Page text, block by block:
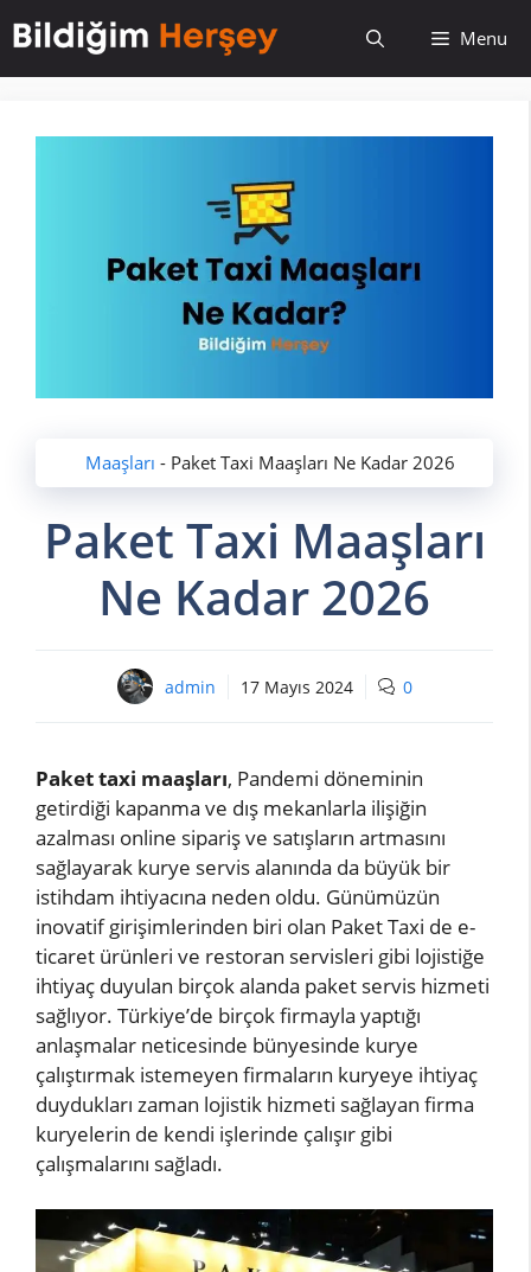
atla
Menu
Maaşları - Paket Taxi Maaşları Ne Kadar 2026
Paket Taxi Maaşları
Ne Kadar 2026
admin 17 Mayıs 2024 0
Paket taxi maaşları, Pandemi döneminin
getirdiği kapanma ve dış mekanlarla ilişiğin
azalması online sipariş ve satışların artmasını
sağlayarak kurye servis alanında da büyük bir
istihdam ihtiyacına neden oldu. Günümüzün
inovatif girişimlerinden biri olan Paket Taxi de e-
ticaret ürünleri ve restoran servisleri gibi lojistiğe
ihtiyaç duyulan birçok alanda paket servis hizmeti
sağlıyor. Türkiye’de birçok firmayla yaptığı
anlaşmalar neticesinde bünyesinde kurye
çalıştırmak istemeyen firmaların kuryeye ihtiyaç
duydukları zaman lojistik hizmeti sağlayan firma
kuryelerin de kendi işlerinde çalışır gibi
çalışmalarını sağladı.